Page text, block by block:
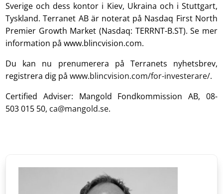
Sverige och dess kontor i Kiev, Ukraina och i Stuttgart,
Tyskland. Terranet AB är noterat på Nasdaq First North
Premier Growth Market (Nasdaq: TERRNT-B.ST). Se mer
information på www.blincvision.com.
Du kan nu prenumerera på Terranets nyhetsbrev,
registrera dig påwww.blincvision.com/for-investerare/.
Certified Adviser: Mangold Fondkommission AB, 08-
503 015 50, ca@mangold.se.